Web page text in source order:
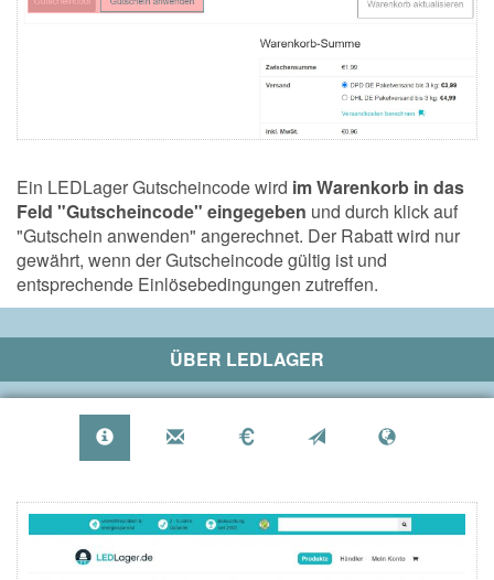
Ein LEDLager Gutscheincode wird im Warenkorb in das
Feld "Gutscheincode" eingegeben und durch klick auf
"Gutschein anwenden" angerechnet. Der Rabatt wird nur
gewährt, wenn der Gutscheincode gültig ist und
entsprechende Einlösebedingungen zutreffen.
ÜBER LEDLAGER